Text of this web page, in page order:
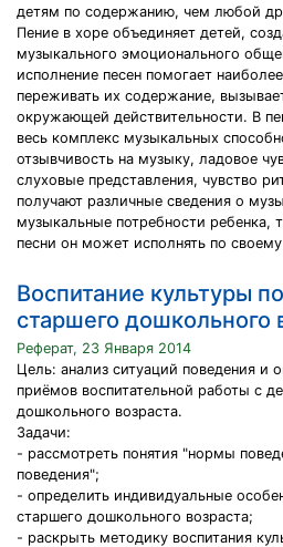
детям по содержанию, чем любой
Пение в хоре объединяет детей,
музыкального эмоционального
исполнение песен помогает
переживать их содержание,
окружающей действительности. В
весь комплекс музыкальных
отзывчивость на музыку, ладовое
слуховые представления, чувство
получают различные сведения о
музыкальные потребности
песни он может исполнять по
Воспитание культуры
старшего дошкольного
Реферат, 23 Января 2014
Цель: анализ ситуаций поведения и
приёмов воспитательной работы с
дошкольного возраста.
Задачи:
- рассмотреть понятия "нормы
поведения";
- определить индивидуальные
старшего дошкольного возраста;
- раскрыть методику воспитания